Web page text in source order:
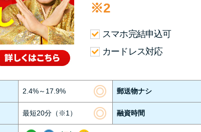
※2
スマホ完結申込可
カードレス対応
2.4%～17.9% 郵送物ナシ
最短20分（※1） 融資時間